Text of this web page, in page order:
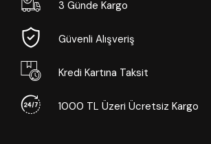
3 Günde Kargo
Güvenli Alışveriş
Kredi Kartına Taksit
1000 TL Üzeri Ücretsiz Kargo